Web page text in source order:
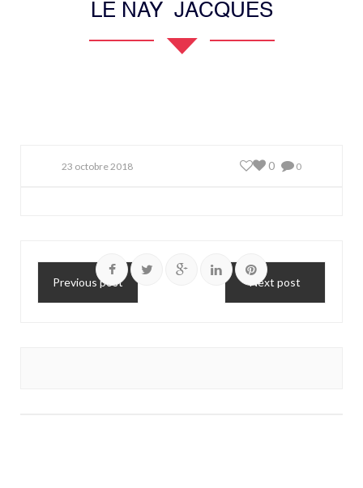
LE NAY JACQUES
23 octobre 2018 0
0
Previous post Next post